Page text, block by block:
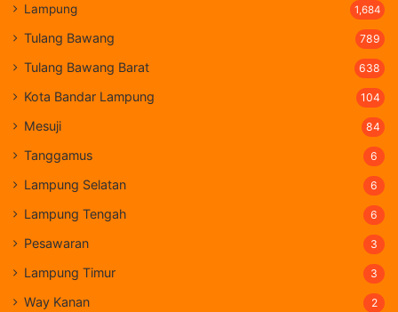
Lampung 1,684
Tulang Bawang 789
Tulang Bawang Barat 638
Kota Bandar Lampung 104
Mesuji 84
Tanggamus 6
Lampung Selatan 6
Lampung Tengah 6
Pesawaran 3
Lampung Timur 3
Way Kanan 2